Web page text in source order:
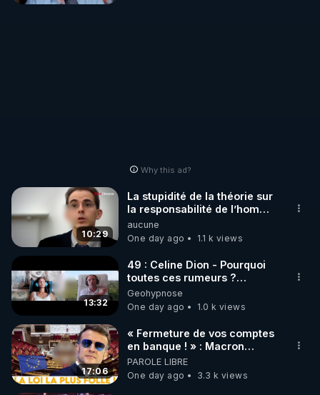
Why this ad?
10:29
La stupidité de la théorie sur
la responsabilité de l’homme
concernant le dioxyde de
carbone.
aucune
One day ago
1.1 k views
13:32
49 : Celine Dion - Pourquoi
toutes ces rumeurs ?
Enquête sous hypnose
Geohypnose
One day ago
1.0 k views
17:06
« Fermeture de vos comptes
en banque ! » : Macron
impose une loi folle !
PAROLE LIBRE
One day ago
3.3 k views